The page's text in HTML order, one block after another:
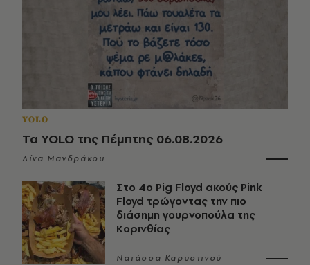
YOLO
Τα YOLO της Πέμπτης 06.08.2026
Λίνα Μανδράκου
Στο 4ο Pig Floyd ακούς Pink
Floyd τρώγοντας την πιο
διάσημη γουρνοπούλα της
Κορινθίας
Νατάσσα Καρυστινού